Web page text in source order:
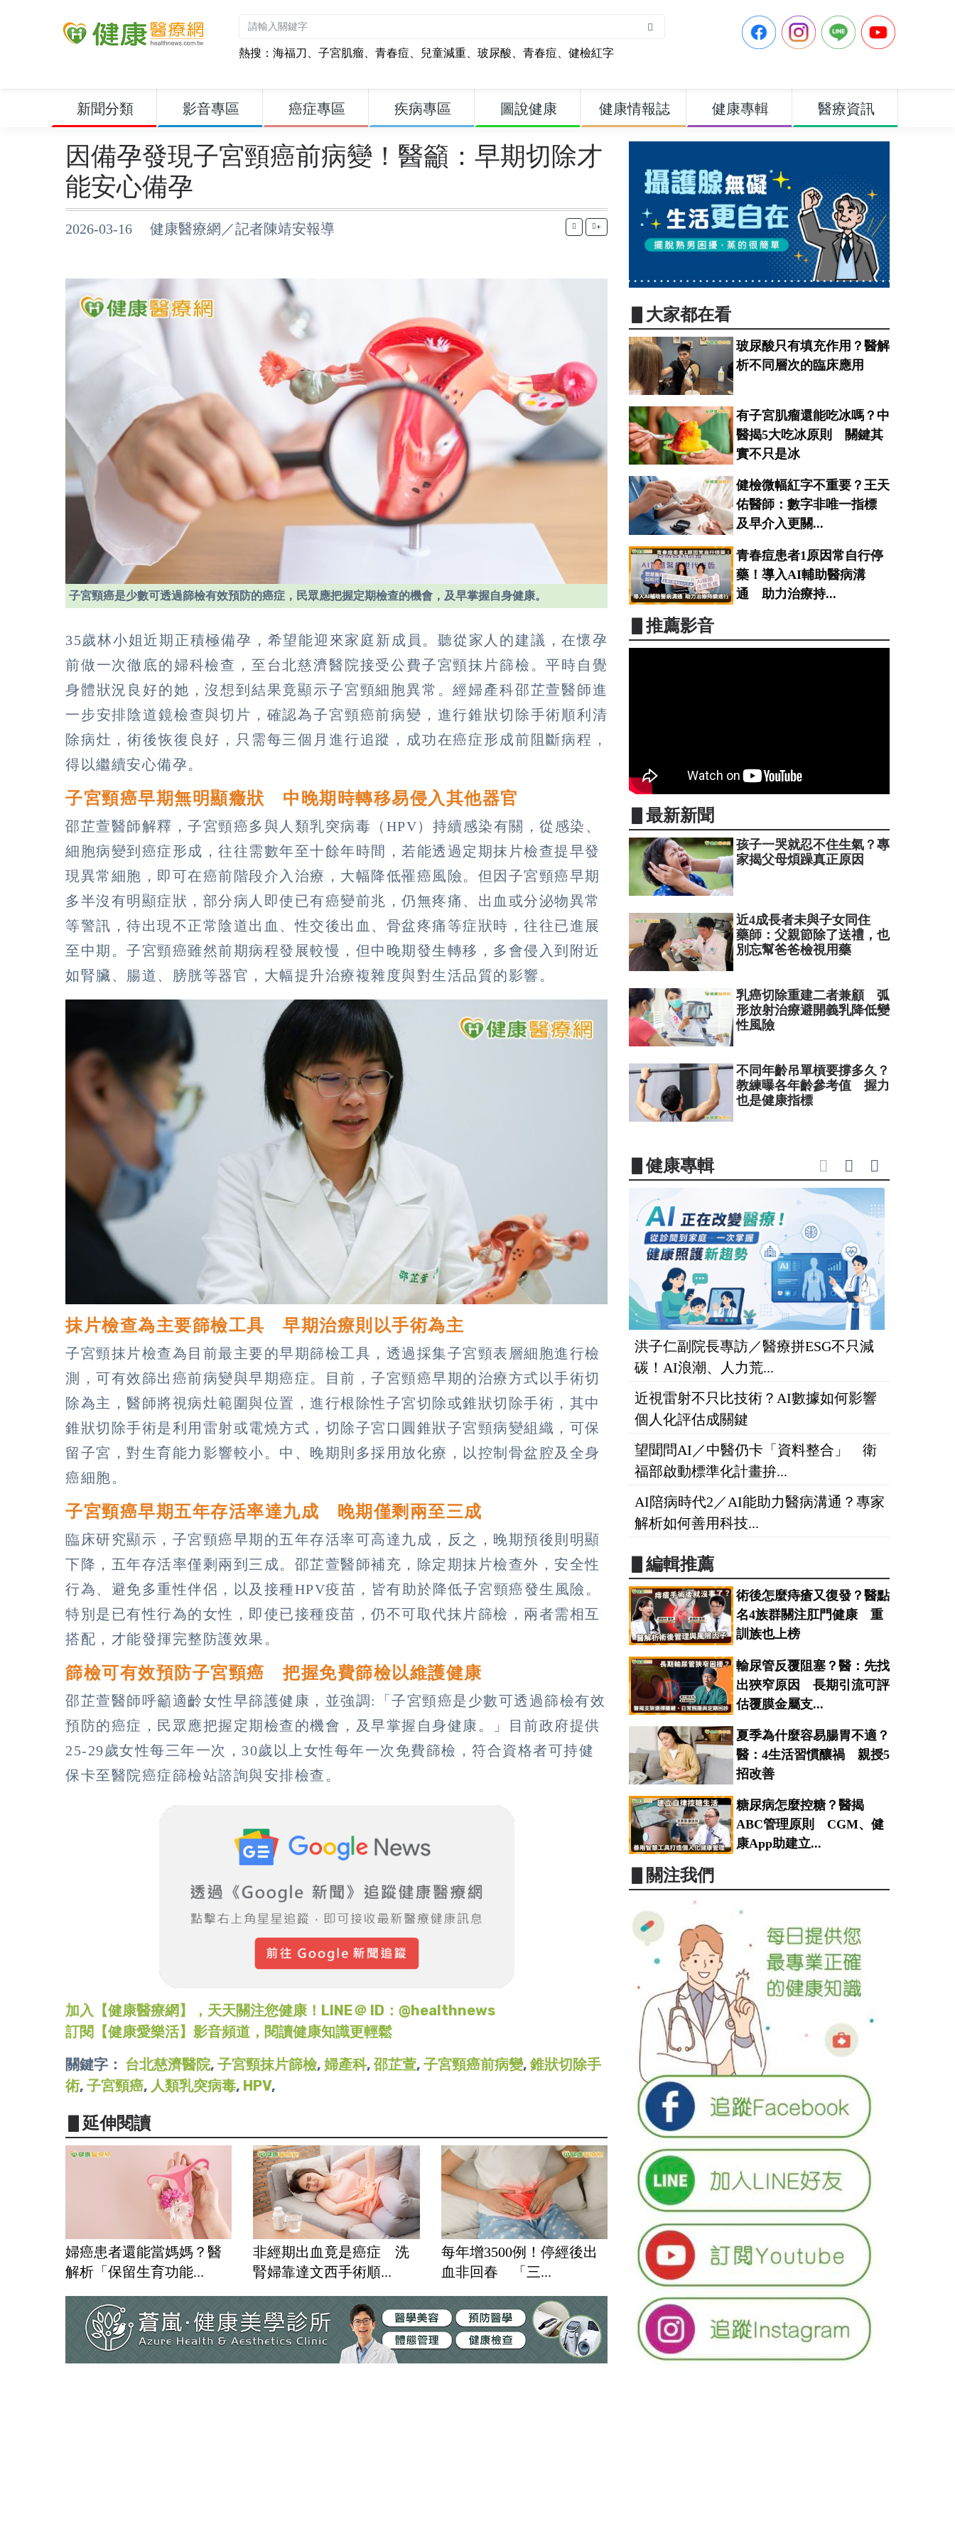
熱搜： 海福刀 、 子宮肌瘤、 青春痘、 兒童減重、 玻尿酸、 青春痘、 健檢紅字
新聞分類 影音專區 癌症專區 疾病專區 圖說健康 健康情報誌 健康專輯 醫療資訊
因備孕發現子宮頸癌前病變！醫籲：早期切除才
能安心備孕
2026-03-16 健康醫療網／記者陳靖安報導 +
子宮頸癌是少數可透過篩檢有效預防的癌症，民眾應把握定期檢查的機會，及早掌握自身健康。
35歲林小姐近期正積極備孕，希望能迎來家庭新成員。聽從家人的建議，在懷孕
前做一次徹底的婦科檢查，至台北慈濟醫院接受公費子宮頸抹片篩檢。平時自覺
身體狀況良好的她，沒想到結果竟顯示子宮頸細胞異常。經婦產科邵芷萱醫師進
一步安排陰道鏡檢查與切片，確認為子宮頸癌前病變，進行錐狀切除手術順利清
除病灶，術後恢復良好，只需每三個月進行追蹤，成功在癌症形成前阻斷病程，
得以繼續安心備孕。
子宮頸癌早期無明顯癥狀 中晚期時轉移易侵入其他器官
邵芷萱醫師解釋，子宮頸癌多與人類乳突病毒（HPV）持續感染有關，從感染、
細胞病變到癌症形成，往往需數年至十餘年時間，若能透過定期抹片檢查提早發
現異常細胞，即可在癌前階段介入治療，大幅降低罹癌風險。但因子宮頸癌早期
多半沒有明顯症狀，部分病人即使已有癌變前兆，仍無疼痛、出血或分泌物異常
等警訊，待出現不正常陰道出血、性交後出血、骨盆疼痛等症狀時，往往已進展
至中期。子宮頸癌雖然前期病程發展較慢，但中晚期發生轉移，多會侵入到附近
如腎臟、腸道、膀胱等器官，大幅提升治療複雜度與對生活品質的影響。
抹片檢查為主要篩檢工具 早期治療則以手術為主
子宮頸抹片檢查為目前最主要的早期篩檢工具，透過採集子宮頸表層細胞進行檢
測，可有效篩出癌前病變與早期癌症。目前，子宮頸癌早期的治療方式以手術切
除為主，醫師將視病灶範圍與位置，進行根除性子宮切除或錐狀切除手術，其中
錐狀切除手術是利用雷射或電燒方式，切除子宮口圓錐狀子宮頸病變組織，可保
留子宮，對生育能力影響較小。中、晚期則多採用放化療，以控制骨盆腔及全身
癌細胞。
子宮頸癌早期五年存活率達九成 晚期僅剩兩至三成
臨床研究顯示，子宮頸癌早期的五年存活率可高達九成，反之，晚期預後則明顯
下降，五年存活率僅剩兩到三成。邵芷萱醫師補充，除定期抹片檢查外，安全性
行為、避免多重性伴侶，以及接種HPV疫苗，皆有助於降低子宮頸癌發生風險。
特別是已有性行為的女性，即使已接種疫苗，仍不可取代抹片篩檢，兩者需相互
搭配，才能發揮完整防護效果。
篩檢可有效預防子宮頸癌 把握免費篩檢以維護健康
邵芷萱醫師呼籲適齡女性早篩護健康，並強調:「子宮頸癌是少數可透過篩檢有效
預防的癌症，民眾應把握定期檢查的機會，及早掌握自身健康。」目前政府提供
25-29歲女性每三年一次，30歲以上女性每年一次免費篩檢，符合資格者可持健
保卡至醫院癌症篩檢站諮詢與安排檢查。
加入【健康醫療網】，天天關注您健康！LINE＠ ID：@healthnews
訂閱【健康愛樂活】影音頻道，閱讀健康知識更輕鬆
關鍵字： 台北慈濟醫院, 子宮頸抹片篩檢, 婦產科, 邵芷萱, 子宮頸癌前病變, 錐狀切除手
術, 子宮頸癌, 人類乳突病毒, HPV,
▋延伸閱讀
婦癌患者還能當媽媽？醫
解析「保留生育功能...
非經期出血竟是癌症 洗
腎婦靠達文西手術順...
每年增3500例！停經後出
血非回春 「三...
▋大家都在看
玻尿酸只有填充作用？醫解
析不同層次的臨床應用
有子宮肌瘤還能吃冰嗎？中
醫揭5大吃冰原則 關鍵其
實不只是冰
健檢微幅紅字不重要？王天
佑醫師：數字非唯一指標
及早介入更關...
青春痘患者1原因常自行停
藥！導入AI輔助醫病溝
通 助力治療持...
▋推薦影音
▋最新新聞
孩子一哭就忍不住生氣？專
家揭父母煩躁真正原因
近4成長者未與子女同住
藥師：父親節除了送禮，也
別忘幫爸爸檢視用藥
乳癌切除重建二者兼顧 弧
形放射治療避開義乳降低變
性風險
不同年齡吊單槓要撐多久？
教練曝各年齡參考值 握力
也是健康指標
▋健康專輯
洪子仁副院長專訪／醫療拼ESG不只減
碳！AI浪潮、人力荒...
近視雷射不只比技術？AI數據如何影響
個人化評估成關鍵
望聞問AI／中醫仍卡「資料整合」 衛
福部啟動標準化計畫拚...
AI陪病時代2／AI能助力醫病溝通？專家
解析如何善用科技...
▋編輯推薦
術後怎麼痔瘡又復發？醫點
名4族群關注肛門健康 重
訓族也上榜
輸尿管反覆阻塞？醫：先找
出狹窄原因 長期引流可評
估覆膜金屬支...
夏季為什麼容易腸胃不適？
醫：4生活習慣釀禍 親授5
招改善
糖尿病怎麼控糖？醫揭
ABC管理原則 CGM、健
康App助建立...
▋關注我們